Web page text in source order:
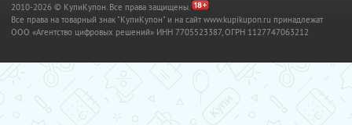
2010-2026 © КупиКупон. Все права защищены.
Все права на товарный знак "КупиКупон" и на сайт www.kupikupon.ru принадлежат
OOO «Агентство цифровых решений» ИНН 7705523387, ОГРН 1127747063212